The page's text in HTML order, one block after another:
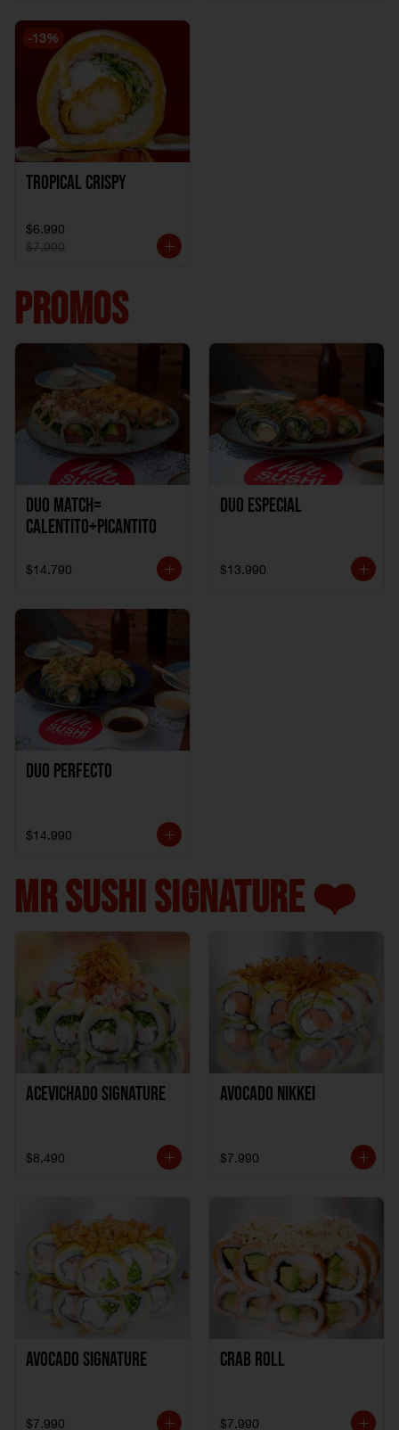
-13%
Tropical crispy
$6.990
$7.990
PROMOS
DUO MATCH=
CALENTITO+PICANTITO
$14.790
Duo especial
$13.990
Duo perfecto
$14.990
MR SUSHI SIGNATURE ❤️
ACEVICHADO SIGNATURE
$8.490
AVOCADO NIKKEI
$7.990
AVOCADO SIGNATURE
$7.990
CRAB ROLL
$7.990